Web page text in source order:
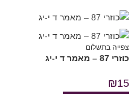
צפייה בתשלום
כוזרי 87 – מאמר ד י-יג
₪15